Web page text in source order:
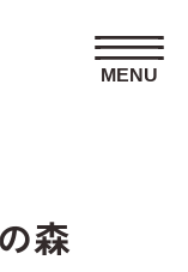
MENU
森